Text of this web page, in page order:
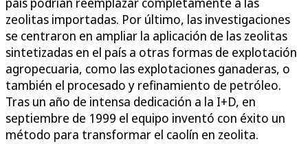
zeolitas importadas. Por último, las investigaciones
se centraron en ampliar la aplicación de las zeolitas
sintetizadas en el país a otras formas de explotación
agropecuaria, como las explotaciones ganaderas, o
también el procesado y refinamiento de petróleo.
Tras un año de intensa dedicación a la I+D, en
septiembre de 1999 el equipo inventó con éxito un
método para transformar el caolín en zeolita.